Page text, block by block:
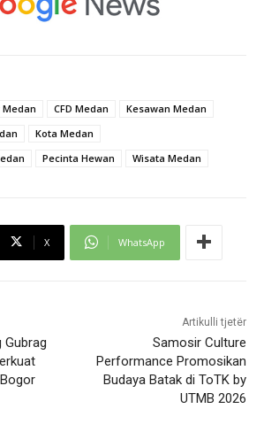
Medan CFD Medan
Kesawan Medan
Kota Medan
Pecinta Hewan Wisata Medan
X WhatsApp
Gubrag
Artikulli tjetër
Samosir Culture
Performance Promosikan
Budaya Batak di ToTK by
UTMB 2026